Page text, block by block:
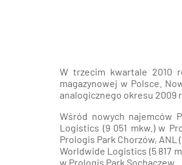
W trzecim kwartale 2010
magazynowej w Polsce.
analogicznego okresu 2009
Wśród nowych najemców
Logistics (9 051 mkw.) w
Prologis Park Chorzów, ANL
Worldwide Logistics (5 817
w Prologis Park Sochaczew